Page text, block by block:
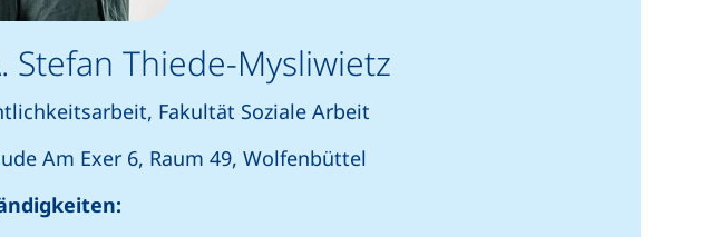
Stefan Thiede-Mysliwietz
Fakultät Soziale Arbeit
Am Exer 6, Raum 49, Wolfenbüttel